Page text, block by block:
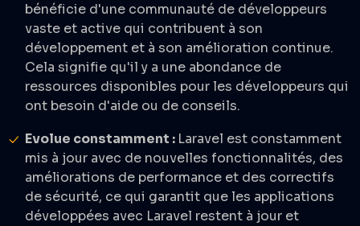
bénéficie d'une communauté de développeurs
vaste et active qui contribuent à son
développement et à son amélioration continue.
Cela signifie qu'il y a une abondance de
ressources disponibles pour les développeurs qui
ont besoin d'aide ou de conseils.
Evolue constamment : Laravel est constamment
mis à jour avec de nouvelles fonctionnalités, des
améliorations de performance et des correctifs
de sécurité, ce qui garantit que les applications
développées avec Laravel restent à jour et